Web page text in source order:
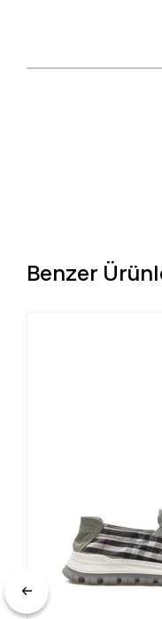
Benzer